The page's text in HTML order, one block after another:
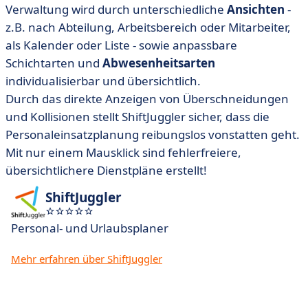
Verwaltung wird durch unterschiedliche Ansichten -
z.B. nach Abteilung, Arbeitsbereich oder Mitarbeiter,
als Kalender oder Liste - sowie anpassbare
Schichtarten und Abwesenheitsarten
individualisierbar und übersichtlich.
Durch das direkte Anzeigen von Überschneidungen
und Kollisionen stellt ShiftJuggler sicher, dass die
Personaleinsatzplanung reibungslos vonstatten geht.
Mit nur einem Mausklick sind fehlerfreiere,
übersichtlichere Dienstpläne erstellt!
ShiftJuggler
Personal- und Urlaubsplaner
Mehr erfahren über ShiftJuggler